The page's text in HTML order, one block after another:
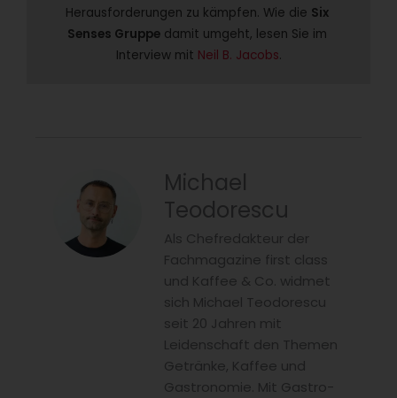
Herausforderungen zu kämpfen. Wie die Six
Senses Gruppe damit umgeht, lesen Sie im
Interview mit Neil B. Jacobs.
Michael
Teodorescu
Als Chefredakteur der
Fachmagazine first class
und Kaffee & Co. widmet
sich Michael Teodorescu
seit 20 Jahren mit
Leidenschaft den Themen
Getränke, Kaffee und
Gastronomie. Mit Gastro-